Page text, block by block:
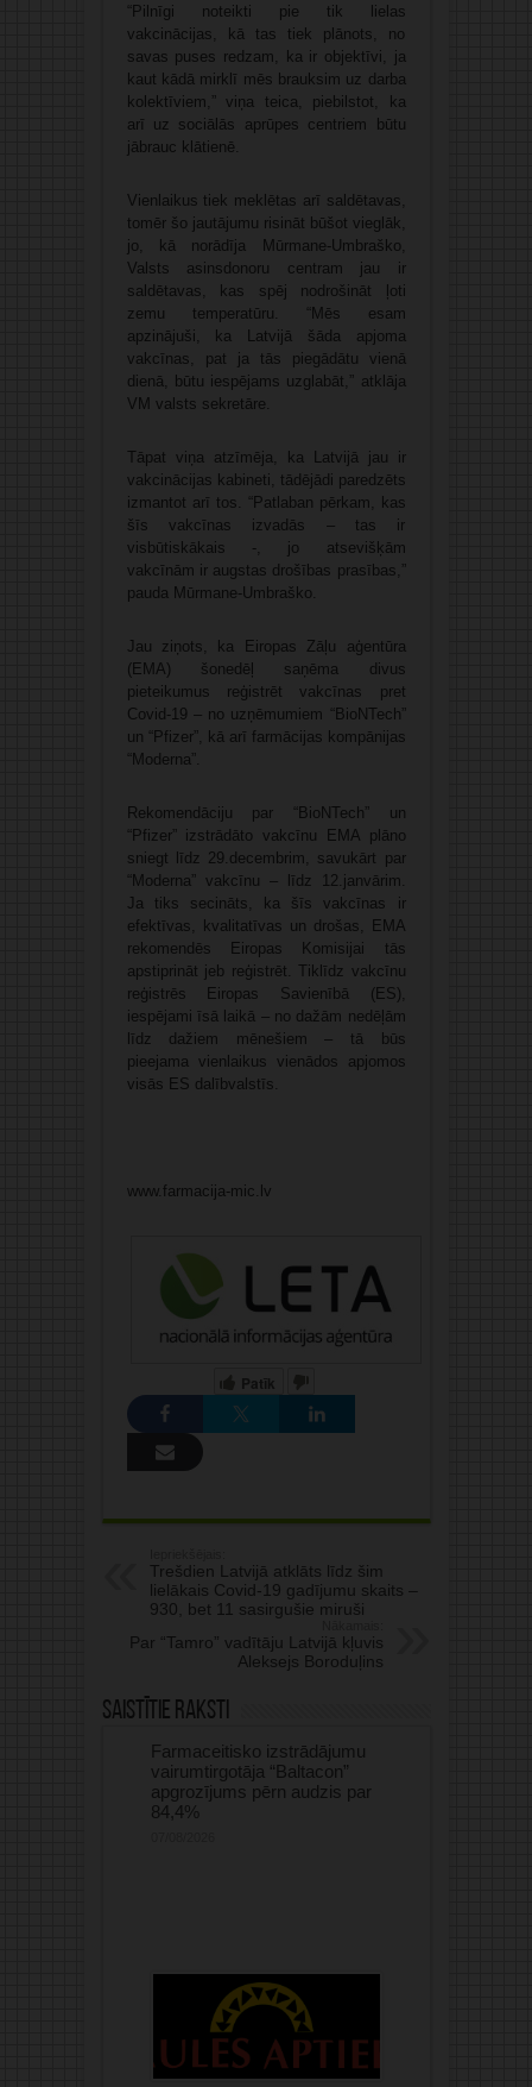
“Pilnīgi noteikti pie tik lielas
vakcinācijas, kā tas tiek plānots, no
savas puses redzam, ka ir objektīvi, ja
kaut kādā mirklī mēs brauksim uz darba
kolektīviem,” viņa teica, piebilstot, ka
arī uz sociālās aprūpes centriem būtu
jābrauc klātienē.
Vienlaikus tiek meklētas arī saldētavas,
tomēr šo jautājumu risināt būšot vieglāk,
jo, kā norādīja Mūrmane-Umbraško,
Valsts asinsdonoru centram jau ir
saldētavas, kas spēj nodrošināt ļoti
zemu temperatūru. “Mēs esam
apzinājuši, ka Latvijā šāda apjoma
vakcīnas, pat ja tās piegādātu vienā
dienā, būtu iespējams uzglabāt,” atklāja
VM valsts sekretāre.
Tāpat viņa atzīmēja, ka Latvijā jau ir
vakcinācijas kabineti, tādējādi paredzēts
izmantot arī tos. “Patlaban pērkam, kas
šīs vakcīnas izvadās – tas ir
visbūtiskākais -, jo atsevišķām
vakcīnām ir augstas drošības prasības,”
pauda Mūrmane-Umbraško.
Jau ziņots, ka Eiropas Zāļu aģentūra
(EMA) šonedēļ saņēma divus
pieteikumus reģistrēt vakcīnas pret
Covid-19 – no uzņēmumiem “BioNTech”
un “Pfizer”, kā arī farmācijas kompānijas
“Moderna”.
Rekomendāciju par “BioNTech” un
“Pfizer” izstrādāto vakcīnu EMA plāno
sniegt līdz 29.decembrim, savukārt par
“Moderna” vakcīnu – līdz 12.janvārim.
Ja tiks secināts, ka šīs vakcīnas ir
efektīvas, kvalitatīvas un drošas, EMA
rekomendēs Eiropas Komisijai tās
apstiprināt jeb reģistrēt. Tiklīdz vakcīnu
reģistrēs Eiropas Savienībā (ES),
iespējami īsā laikā – no dažām nedēļām
līdz dažiem mēnešiem – tā būs
pieejama vienlaikus vienādos apjomos
visās ES dalībvalstīs.
www.farmacija-mic.lv
Patīk
Trešdien Latvijā atklāts līdz šim
lielākais Covid-19 gadījumu skaits –
930, bet 11 sasirgušie miruši
Par “Tamro” vadītāju Latvijā kļuvis
Aleksejs Boroduļins
Saistītie raksti
Farmaceitisko izstrādājumu
vairumtirgotāja “Baltacon”
apgrozījums pērn audzis par
84,4%